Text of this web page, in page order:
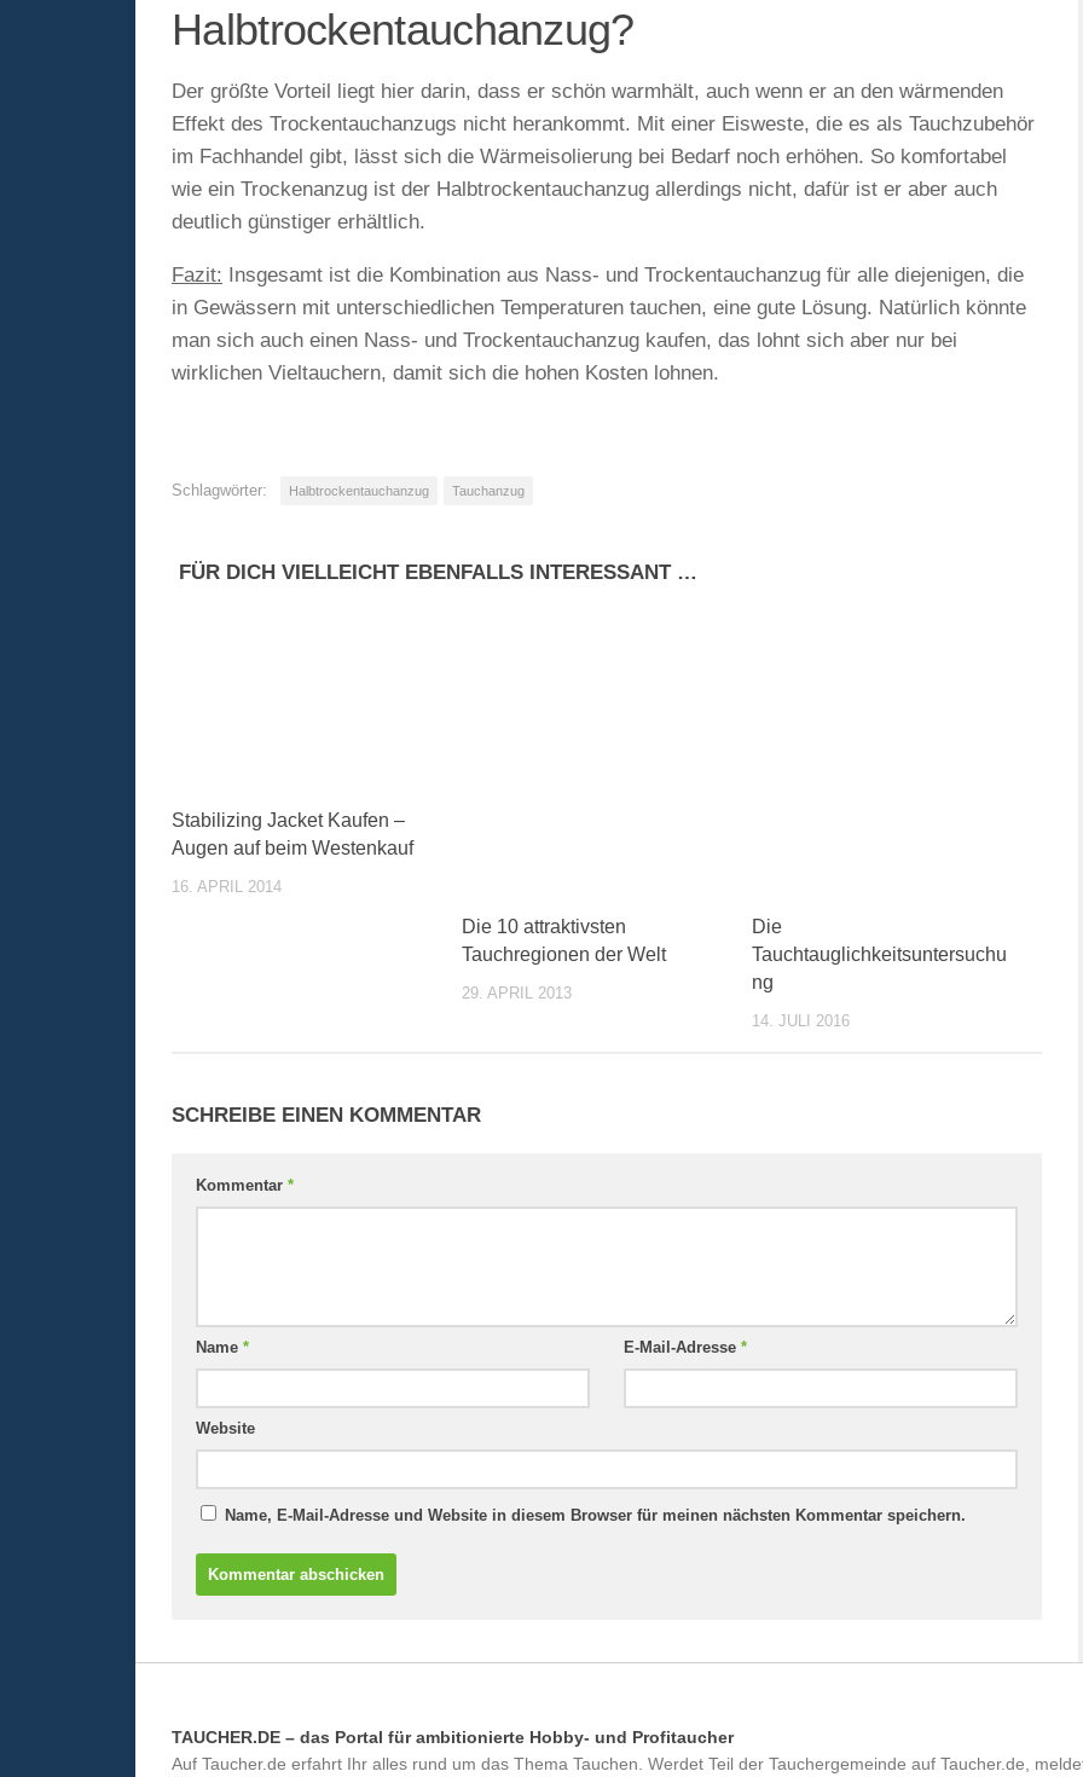
Halbtrockentauchanzug?
Der größte Vorteil liegt hier darin, dass er schön warmhält, auch wenn er an den wärmenden
Effekt des Trockentauchanzugs nicht herankommt. Mit einer Eisweste, die es als Tauchzubehör
im Fachhandel gibt, lässt sich die Wärmeisolierung bei Bedarf noch erhöhen. So komfortabel
wie ein Trockenanzug ist der Halbtrockentauchanzug allerdings nicht, dafür ist er aber auch
deutlich günstiger erhältlich.
Fazit: Insgesamt ist die Kombination aus Nass- und Trockentauchanzug für alle diejenigen, die
in Gewässern mit unterschiedlichen Temperaturen tauchen, eine gute Lösung. Natürlich könnte
man sich auch einen Nass- und Trockentauchanzug kaufen, das lohnt sich aber nur bei
wirklichen Vieltauchern, damit sich die hohen Kosten lohnen.
Schlagwörter: Halbtrockentauchanzug Tauchanzug
FÜR DICH VIELLEICHT EBENFALLS INTERESSANT …
Stabilizing Jacket Kaufen –
Augen auf beim Westenkauf
16. APRIL 2014
Die 10 attraktivsten
Tauchregionen der Welt
29. APRIL 2013
Die
Tauchtauglichkeitsuntersuchu
ng
14. JULI 2016
SCHREIBE EINEN KOMMENTAR
Kommentar *
Name * E-Mail-Adresse *
Website
Name, E-Mail-Adresse und Website in diesem Browser für meinen nächsten Kommentar speichern.
TAUCHER.DE – das Portal für ambitionierte Hobby- und Profitaucher
Auf Taucher.de erfahrt Ihr alles rund um das Thema Tauchen. Werdet Teil der Tauchergemeinde auf Taucher.de,